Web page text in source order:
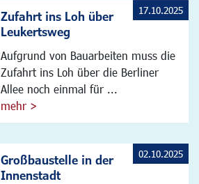
Zufahrt ins Loh über
Leukertsweg
Aufgrund von Bauarbeiten muss die
Zufahrt ins Loh über die Berliner
Allee noch einmal für ...
mehr >
17.10.2025
Großbaustelle in der
Innenstadt
02.10.2025